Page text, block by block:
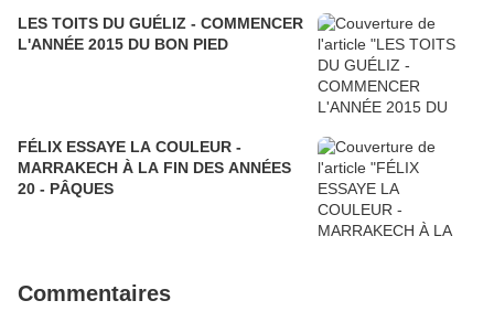
LES TOITS DU GUÉLIZ - COMMENCER
L'ANNÉE 2015 DU BON PIED
FÉLIX ESSAYE LA COULEUR -
MARRAKECH À LA FIN DES ANNÉES
20 - PÂQUES
Commentaires